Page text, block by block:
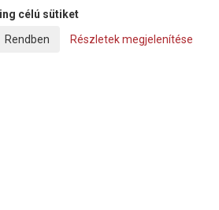
Kft. | Minden jog fenntartva!
célú sütiket
Részletek megjelenítése